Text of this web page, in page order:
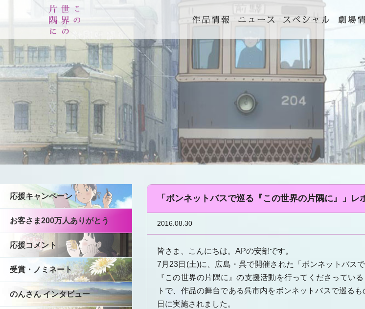
「ボンネットバスで巡る『この世界の片隅に』」レ
2016.08.30
皆さま、こんにちは。APの安部です。
7月23日(土)に、広島・呉で開催された「ボンネットバ
『この世界の片隅に』の支援活動を行ってくださってい
トで、作品の舞台である呉市内をボンネットバスで巡る
日に実施されました。
応援キャンペーン
お客さま200万人ありがとう
応援コメント
受賞・ノミネート
のんさん インタビュー